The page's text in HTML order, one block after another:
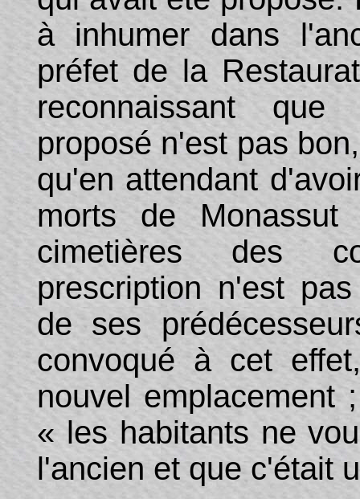
à inhumer dans
préfet de la
reconnaissant
proposé n'est pas
qu'en attendant
morts de
cimetières des
prescription n'est
de ses
convoqué à cet
nouvel
« les habitants ne
l'ancien et que c'était